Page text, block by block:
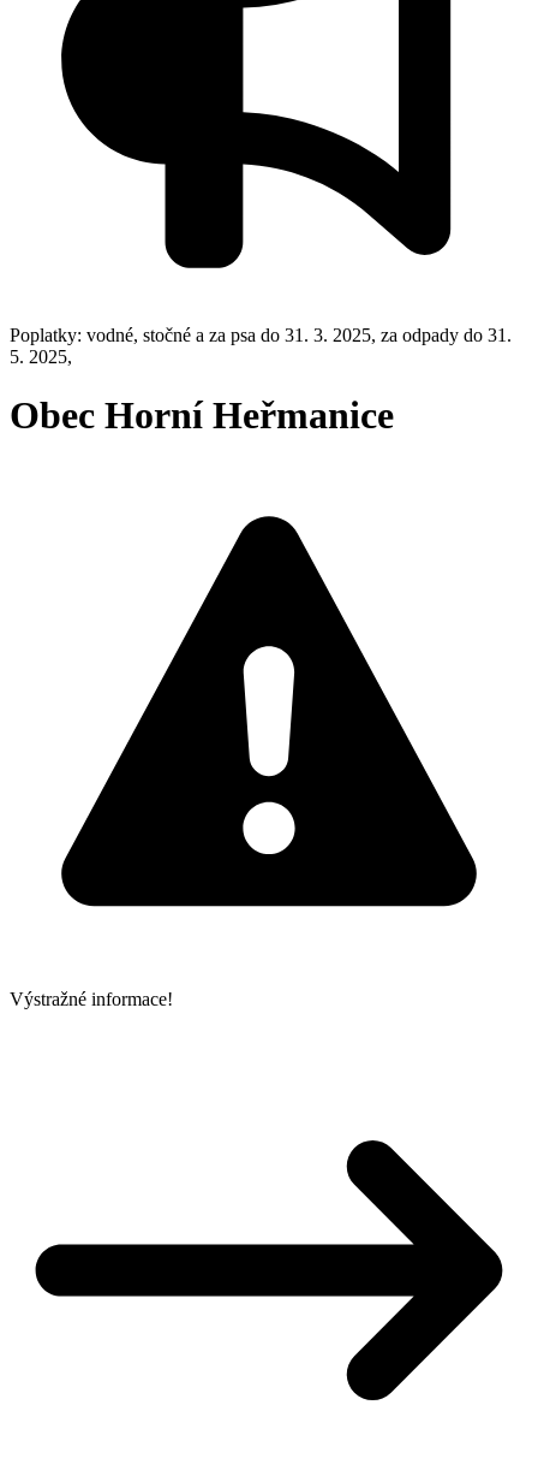
Poplatky: vodné, stočné a za psa do 31. 3. 2025, za odpady do 31.
5. 2025,
Obec Horní Heřmanice
Výstražné informace!